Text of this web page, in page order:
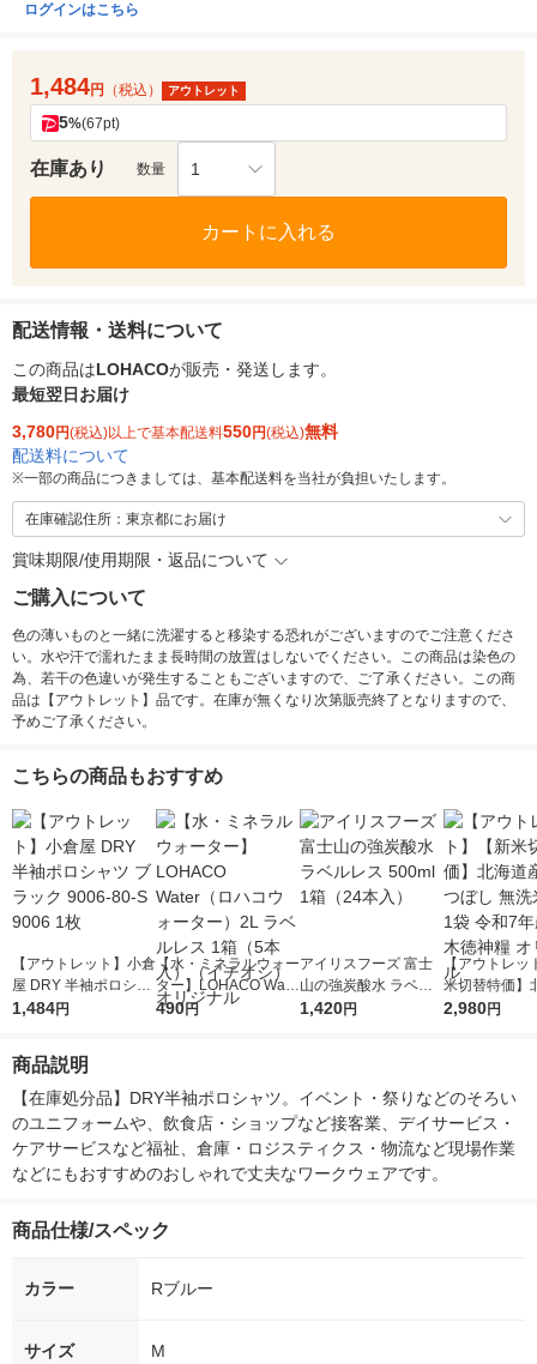
ログインはこちら
1,484円 （税込） アウトレット
5%(67pt)
在庫あり 数量 1
カートに入れる
配送情報・送料について
この商品はLOHACOが販売・発送します。
最短翌日お届け
3,780円(税込)以上で基本配送料550円(税込)無料
配送料について
※一部の商品につきましては、基本配送料を当社が負担いたします。
在庫確認住所：東京都にお届け
賞味期限/使用期限・返品について
ご購入について
色の薄いものと一緒に洗濯すると移染する恐れがございますのでご注意くださ
い。水や汗で濡れたまま長時間の放置はしないでください。この商品は染色の
為、若干の色違いが発生することもございますので、ご了承ください。この商
品は【アウトレット】品です。在庫が無くなり次第販売終了となりますので、
予めご了承ください。
こちらの商品もおすすめ
【アウトレット】小倉
屋 DRY 半袖ポロシャ
ツ ブラック 9006-80-
1,484円
【水・ミネラルウォー
ター】LOHACO Wate
r（ロハコウォータ
490円
アイリスフーズ 富士
山の強炭酸水 ラベル
レス 500ml 1箱（24
1,420円
【アウトレッ
米切替特価】
ななつぼし 無
2,980円
商品説明
【在庫処分品】DRY半袖ポロシャツ。イベント・祭りなどのそろい
のユニフォームや、飲食店・ショップなど接客業、デイサービス・
ケアサービスなど福祉、倉庫・ロジスティクス・物流など現場作業
などにもおすすめのおしゃれで丈夫なワークウェアです。
商品仕様/スペック
カラー Rブルー
サイズ M